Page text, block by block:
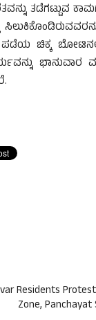
ತಡೆಗಟ್ಟುವ
ಪಡೆಯ ಚಿಕ್ಕ
ಭಾನುವಾರ
Residents
Zone,